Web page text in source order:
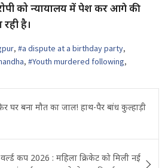
को न्यायालय में पेश कर आगे की
है।
, #a dispute at a birthday party,
, #Youth murdered following,
घर बना मौत का जाल! हाथ-पैर बांध कुल्हाड़ी
कप 2026 : महिला क्रिकेट को मिली नई